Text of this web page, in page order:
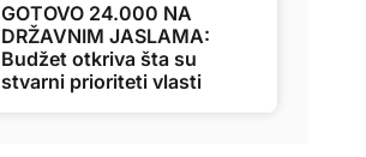
GOTOVO 24.000 NA
DRŽAVNIM JASLAMA:
Budžet otkriva šta su
stvarni prioriteti vlasti